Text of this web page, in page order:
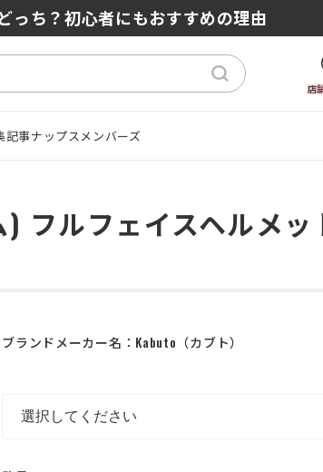
っち？初心者にもおすすめの理由
店
記事ナップスメンバーズ
) フルフェイスヘルメ
ブランドメーカー名： Kabuto カブト